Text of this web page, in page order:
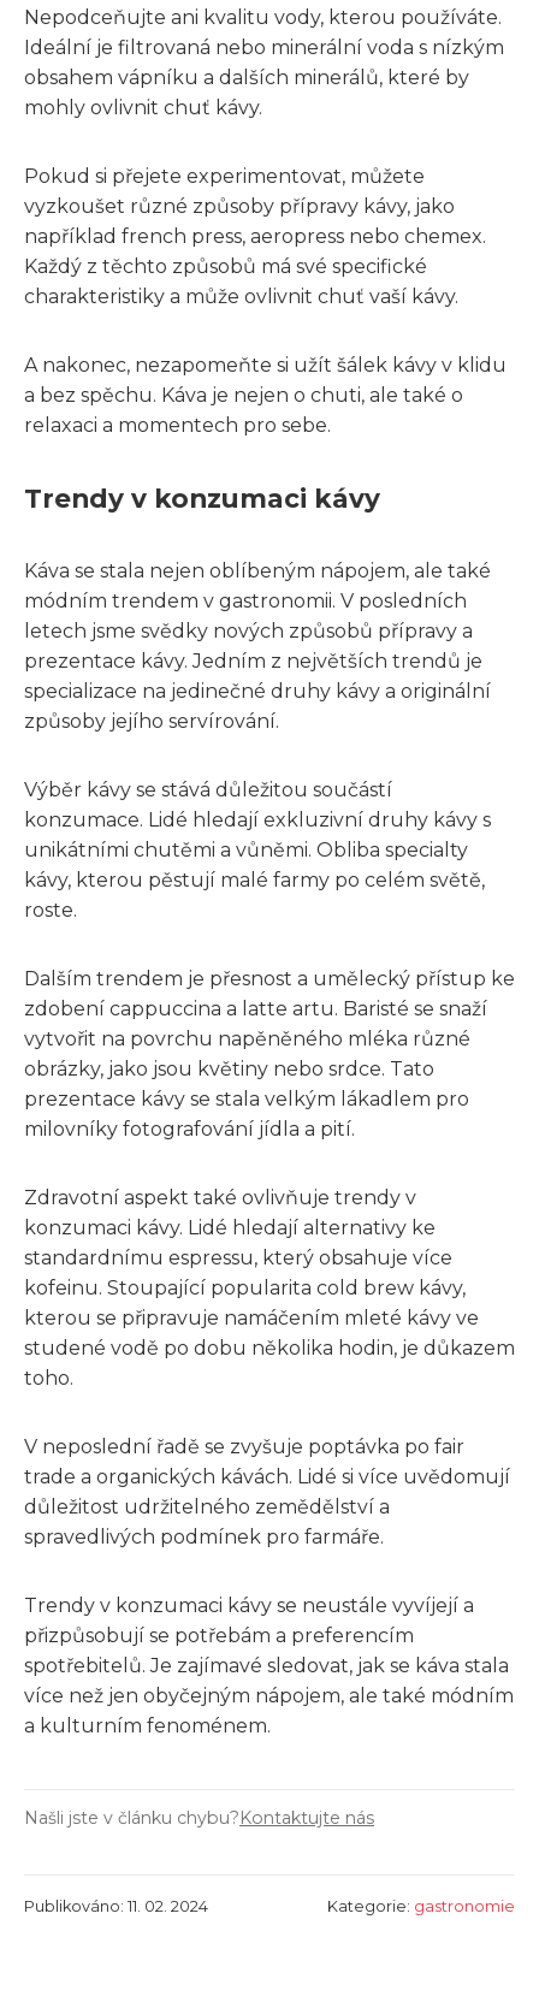
Nepodceňujte ani kvalitu vody, kterou používáte.
Ideální je filtrovaná nebo minerální voda s nízkým
obsahem vápníku a dalších minerálů, které by
mohly ovlivnit chuť kávy.
Pokud si přejete experimentovat, můžete
vyzkoušet různé způsoby přípravy kávy, jako
například french press, aeropress nebo chemex.
Každý z těchto způsobů má své specifické
charakteristiky a může ovlivnit chuť vaší kávy.
A nakonec, nezapomeňte si užít šálek kávy v klidu
a bez spěchu. Káva je nejen o chuti, ale také o
relaxaci a momentech pro sebe.
Trendy v konzumaci kávy
Káva se stala nejen oblíbeným nápojem, ale také
módním trendem v gastronomii. V posledních
letech jsme svědky nových způsobů přípravy a
prezentace kávy. Jedním z největších trendů je
specializace na jedinečné druhy kávy a originální
způsoby jejího servírování.
Výběr kávy se stává důležitou součástí
konzumace. Lidé hledají exkluzivní druhy kávy s
unikátními chutěmi a vůněmi. Obliba specialty
kávy, kterou pěstují malé farmy po celém světě,
roste.
Dalším trendem je přesnost a umělecký přístup ke
zdobení cappuccina a latte artu. Baristé se snaží
vytvořit na povrchu napěněného mléka různé
obrázky, jako jsou květiny nebo srdce. Tato
prezentace kávy se stala velkým lákadlem pro
milovníky fotografování jídla a pití.
Zdravotní aspekt také ovlivňuje trendy v
konzumaci kávy. Lidé hledají alternativy ke
standardnímu espressu, který obsahuje více
kofeinu. Stoupající popularita cold brew kávy,
kterou se připravuje namáčením mleté kávy ve
studené vodě po dobu několika hodin, je důkazem
toho.
V neposlední řadě se zvyšuje poptávka po fair
trade a organických kávách. Lidé si více uvědomují
důležitost udržitelného zemědělství a
spravedlivých podmínek pro farmáře.
Trendy v konzumaci kávy se neustále vyvíjejí a
přizpůsobují se potřebám a preferencím
spotřebitelů. Je zajímavé sledovat, jak se káva stala
více než jen obyčejným nápojem, ale také módním
a kulturním fenoménem.
Našli jste v článku chybu?Kontaktujte nás
Publikováno: 11. 02. 2024 Kategorie: gastronomie